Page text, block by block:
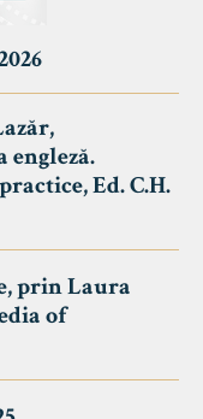
Ed. C.H.
prin Laura
of